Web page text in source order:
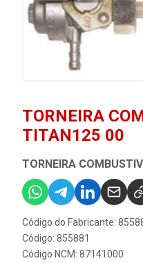
TORNEIRA
TITAN125 00
TORNEIRA
Código do Fabricante:
Código: 855881
Código NCM: 87141000